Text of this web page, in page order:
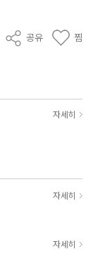
공유 찜
자세히
자세히
자세히